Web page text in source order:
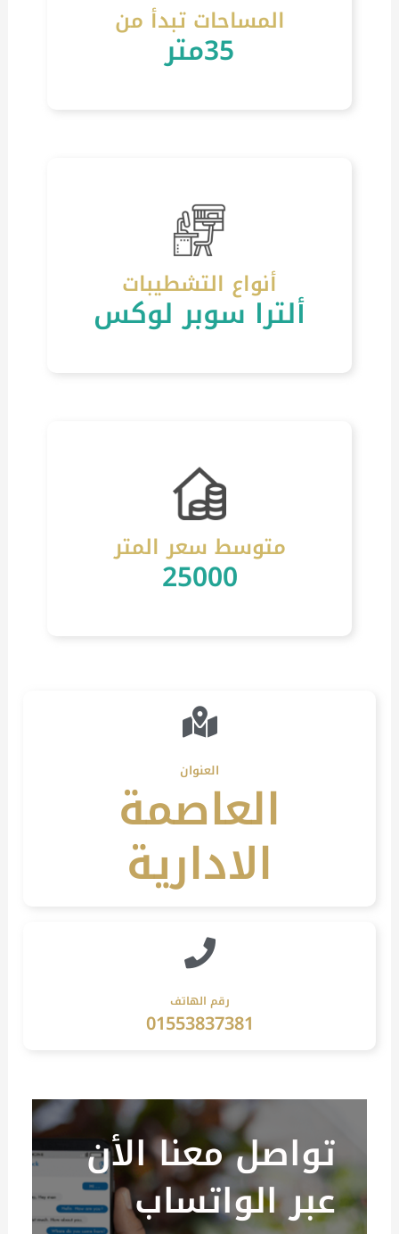
المساحات تبدأ من
35متر
أنواع التشطيبات
ألترا سوبر لوكس
متوسط سعر المتر
25000
العنوان
العاصمة
الادارية
رقم الهاتف
01553837381
تواصل معنا الأن
عبر الواتساب